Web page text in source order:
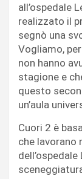
all’ospedale
realizzato il
segnò una
Vogliamo,
non hanno
stagione e
questo
un’aula
Cuori 2 è
che lavorano